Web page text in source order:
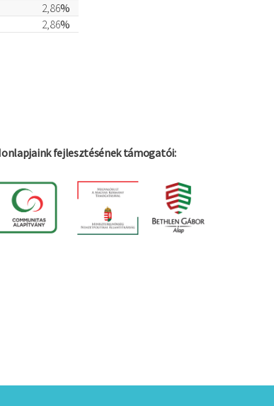
2,86%
2,86%
fejlesztésének támogatói: